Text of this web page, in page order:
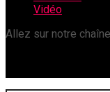
Vidéo
Allez sur notre